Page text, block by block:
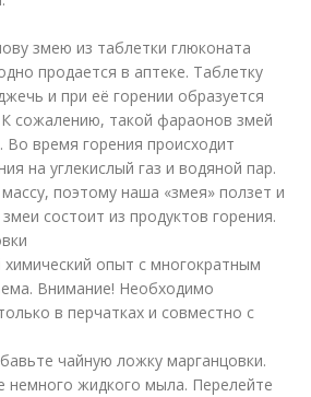
змею из таблетки глюконата
продается в аптеке. Таблетку
и при её горении образуется
сожалению, такой фараонов змей
Во время горения происходит
на углекислый газ и водяной пар.
поэтому наша «змея» ползет и
состоит из продуктов горения.
химический опыт с многократным
Внимание! Необходимо
в перчатках и совместно с
чайную ложку марганцовки.
немного жидкого мыла. Перелейте